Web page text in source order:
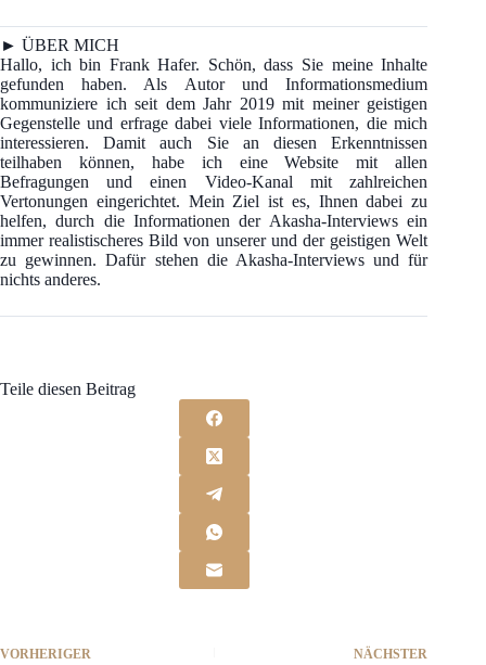
► ÜBER MICH
Hallo, ich bin Frank Hafer. Schön, dass Sie meine Inhalte
gefunden haben. Als Autor und Informationsmedium
kommuniziere ich seit dem Jahr 2019 mit meiner geistigen
Gegenstelle und erfrage dabei viele Informationen, die mich
interessieren. Damit auch Sie an diesen Erkenntnissen
teilhaben können, habe ich eine Website mit allen
Befragungen und einen Video-Kanal mit zahlreichen
Vertonungen eingerichtet. Mein Ziel ist es, Ihnen dabei zu
helfen, durch die Informationen der Akasha-Interviews ein
immer realistischeres Bild von unserer und der geistigen Welt
zu gewinnen. Dafür stehen die Akasha-Interviews und für
nichts anderes.
Teile diesen Beitrag
VORHERIGER NÄCHSTER